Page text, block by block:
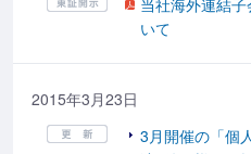
当社海外連結
いて
2015年3月23日
3月開催の「個